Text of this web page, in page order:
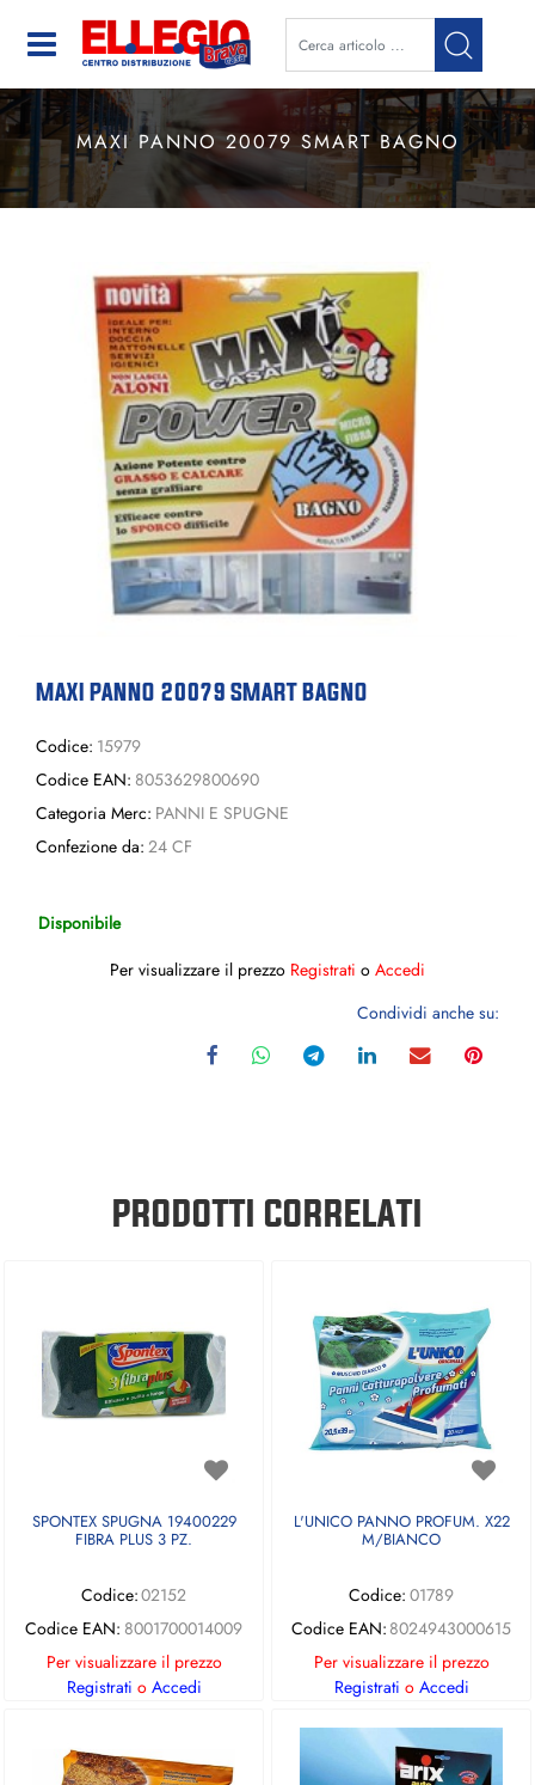
Open
MAXI PANNO 20079 SMART BAGNO
MAXI PANNO 20079 SMART BAGNO
Codice: 15979
Codice EAN: 8053629800690
Categoria Merc: PANNI E SPUGNE
Confezione da: 24 CF
Disponibile
Per visualizzare il prezzo Registrati o Accedi
Condividi anche su:
PRODOTTI CORRELATI
SPONTEX SPUGNA 19400229
FIBRA PLUS 3 PZ.
Codice:02152
Codice EAN: 8001700014009
Per visualizzare il prezzo
Registrati o Accedi
L'UNICO PANNO PROFUM. X22
M/BIANCO
Codice: 01789
Codice EAN: 8024943000615
Per visualizzare il prezzo
Registrati o Accedi